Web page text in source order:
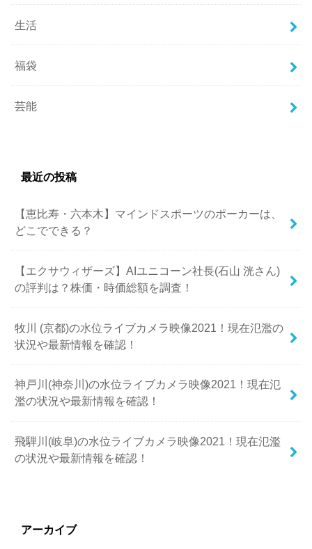
生活
福袋
芸能
最近の投稿
【恵比寿・六本木】マインドスポーツのポーカーは、
どこでできる？
【エクサウィザーズ】AIユニコーン社長(石山 洸さん)
の評判は？株価・時価総額を調査！
牧川 (京都)の水位ライブカメラ映像2021！現在氾濫の
状況や最新情報を確認！
神戸川(神奈川)の水位ライブカメラ映像2021！現在氾
濫の状況や最新情報を確認！
飛騨川(岐阜)の水位ライブカメラ映像2021！現在氾濫
の状況や最新情報を確認！
アーカイブ